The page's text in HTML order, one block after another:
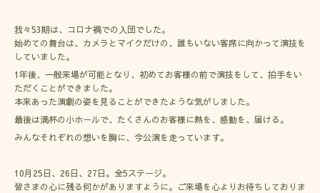
我々53期は、コロナ禍での入団でした。
始めての舞台は、カメラとマイクだけの、誰もいない客席に向かって演技を
していました。
1年後、一般来場が可能となり、初めてお客様の前で演技をして、拍手をい
ただくことができました。
本来あった演劇の姿を見ることができたような気がしました。
最後は満杯の小ホールで、たくさんのお客様に熱を、感動を、届ける。
みんなそれぞれの想いを胸に、今公演を走っています。
10月25日、26日、27日。全5ステージ。
皆さまの心に残る何かがありますように。ご来場を心よりお待ちしておりま